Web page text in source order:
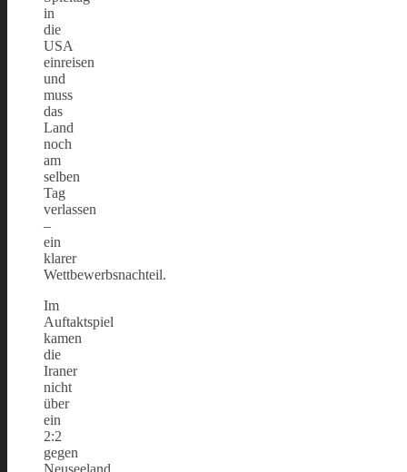
in
die
USA
einreisen
und
muss
das
Land
noch
am
selben
Tag
verlassen
–
ein
klarer
Wettbewerbsnachteil.
Im
Auftaktspiel
kamen
die
Iraner
nicht
über
ein
2:2
gegen
Neuseeland